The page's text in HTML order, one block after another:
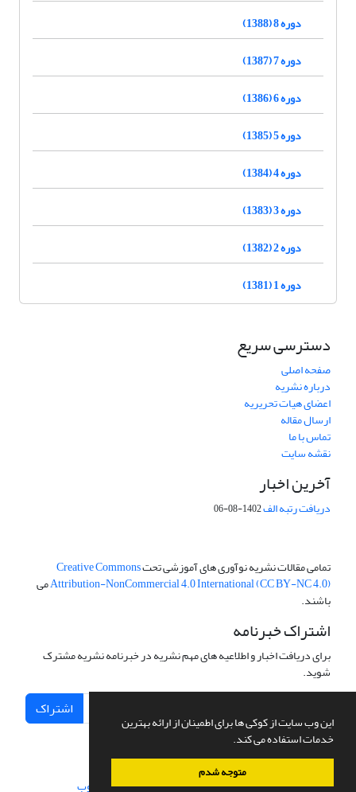
این وب سایت از کوکی ها برای اطمینان از ارائه بهترین
خدمات استفاده می کند.
متوجه شدم
دوره 8 (1388)
دوره 7 (1387)
دوره 6 (1386)
دوره 5 (1385)
دوره 4 (1384)
دوره 3 (1383)
دوره 2 (1382)
دوره 1 (1381)
دسترسی سریع
صفحه اصلی
درباره نشریه
اعضای هیات تحریریه
ارسال مقاله
تماس با ما
نقشه سایت
آخرین اخبار
دریافت رتبه الف1402-08-06
تمامی مقالات نشریه نوآوری های آموزشی تحتCreative Commons
Attribution-NonCommercial 4.0 International (CC BY-NC 4.0)می
باشند.
اشتراک خبرنامه
برای دریافت اخبار و اطلاعیه های مهم نشریه در خبرنامه نشریه مشترک
شوید.
اشتراک
سامانه مدیریت نشریات علمی.طراحی و پیاده سازی از سیناوب